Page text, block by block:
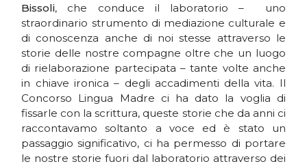
Bissoli, che conduce il laboratorio – uno
straordinario strumento di mediazione culturale e
di conoscenza anche di noi stesse attraverso le
storie delle nostre compagne oltre che un luogo
di rielaborazione partecipata – tante volte anche
in chiave ironica – degli accadimenti della vita. Il
Concorso Lingua Madre ci ha dato la voglia di
fissarle con la scrittura, queste storie che da anni ci
raccontavamo soltanto a voce ed è stato un
passaggio significativo, ci ha permesso di portare
le nostre storie fuori dal laboratorio attraverso dei